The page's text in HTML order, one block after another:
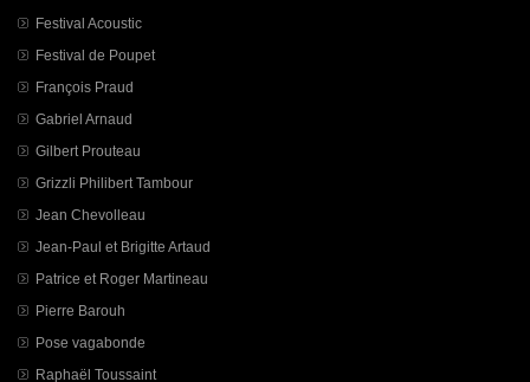
Festival Acoustic
Festival de Poupet
François Praud
Gabriel Arnaud
Gilbert Prouteau
Grizzli Philibert Tambour
Jean Chevolleau
Jean-Paul et Brigitte Artaud
Patrice et Roger Martineau
Pierre Barouh
Pose vagabonde
Raphaël Toussaint